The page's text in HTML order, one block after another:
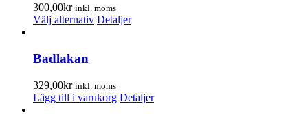
300,00kr inkl. moms
Välj alternativ Den
De
olika
Detaljer
Badlakan
329,00kr inkl. moms
Lägg till i varukorg Detaljer